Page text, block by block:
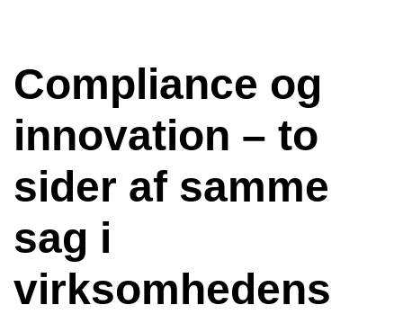
Compliance og
innovation – to
sider af samme
sag i
virksomhedens